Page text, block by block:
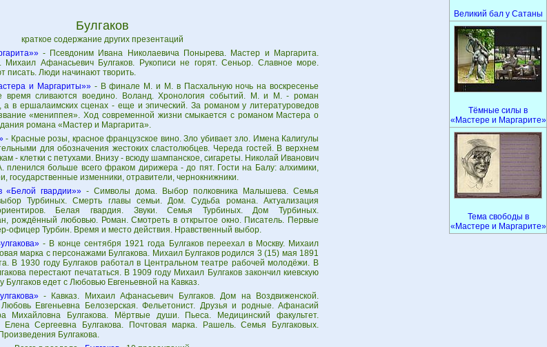
Булгаков
краткое содержание других презентаций
- Псевдоним Ивана Николаевича Понырева. Мастер и Маргарита.
Михаил Афанасьевич Булгаков. Рукописи не горят. Сеньор. Славное море.
писать. Люди начинают творить.
и Маргариты»»- В финале М. и М. в Пасхальную ночь на воскресенье
время сливаются воедино. Воланд. Хронология событий. М. и М. - роман
а в ершалаимских сценах - еще и эпический. За романом у литературоведов
«мениппея». Ход современной жизни смыкается с романом Мастера о
романа «Мастер и Маргарита».
- Красные розы, красное французское вино. Зло убивает зло. Имена Калигулы
для обозначения жестоких сластолюбцев. Череда гостей. В верхнем
- клетки с петухами. Внизу - всюду шампанское, сигареты. Николай Иванович
больше всего фраком дирижера - до пят. Гости на Балу: алхимики,
государственные изменники, отравители, чернокнижники.
гвардии»» - Символы дома. Выбор полковника Малышева. Семья
Турбиных. Смерть главы семьи. Дом. Судьба романа. Актуализация
ориентиров. Белая гвардия. Звуки. Семья Турбиных. Дом Турбиных.
рождённый любовью. Роман. Смотреть в открытое окно. Писатель. Первые
офицер Турбин. Время и место действия. Нравственный выбор.
- В конце сентября 1921 года Булгаков переехал в Москву. Михаил
марка с персонажами Булгакова. Михаил Булгаков родился 3 (15) мая 1891
В 1930 году Булгаков работал в Центральном театре рабочей молодёжи. В
перестают печататься. В 1909 году Михаил Булгаков закончил киевскую
Булгаков едет с Любовью Евгеньевной на Кавказ.
- Кавказ. Михаил Афанасьевич Булгаков. Дом на Воздвиженской.
Любовь Евгеньевна Белозерская. Фельетонист. Друзья и родные. Афанасий
Михайловна Булгакова. Мёртвые души. Пьеса. Медицинский факультет.
Елена Сергеевна Булгакова. Почтовая марка. Рашель. Семья Булгаковых.
Булгакова.
Великий бал у Сатаны
Тёмные силы в
«Мастере и Маргарите»
Тема свободы в
«Мастере и Маргарите»